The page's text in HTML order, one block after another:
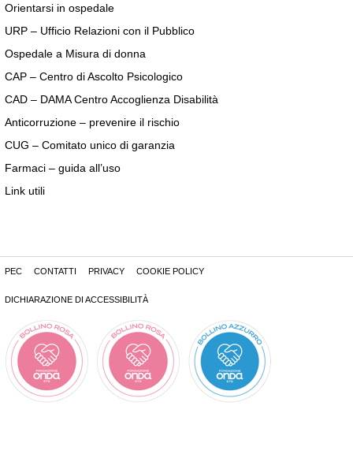
Orientarsi in ospedale
URP – Ufficio Relazioni con il Pubblico
Ospedale a Misura di donna
CAP – Centro di Ascolto Psicologico
CAD – DAMA Centro Accoglienza Disabilità
Anticorruzione – prevenire il rischio
CUG – Comitato unico di garanzia
Farmaci – guida all’uso
Link utili
PEC CONTATTI PRIVACY COOKIE POLICY
DICHIARAZIONE DI ACCESSIBILITÀ